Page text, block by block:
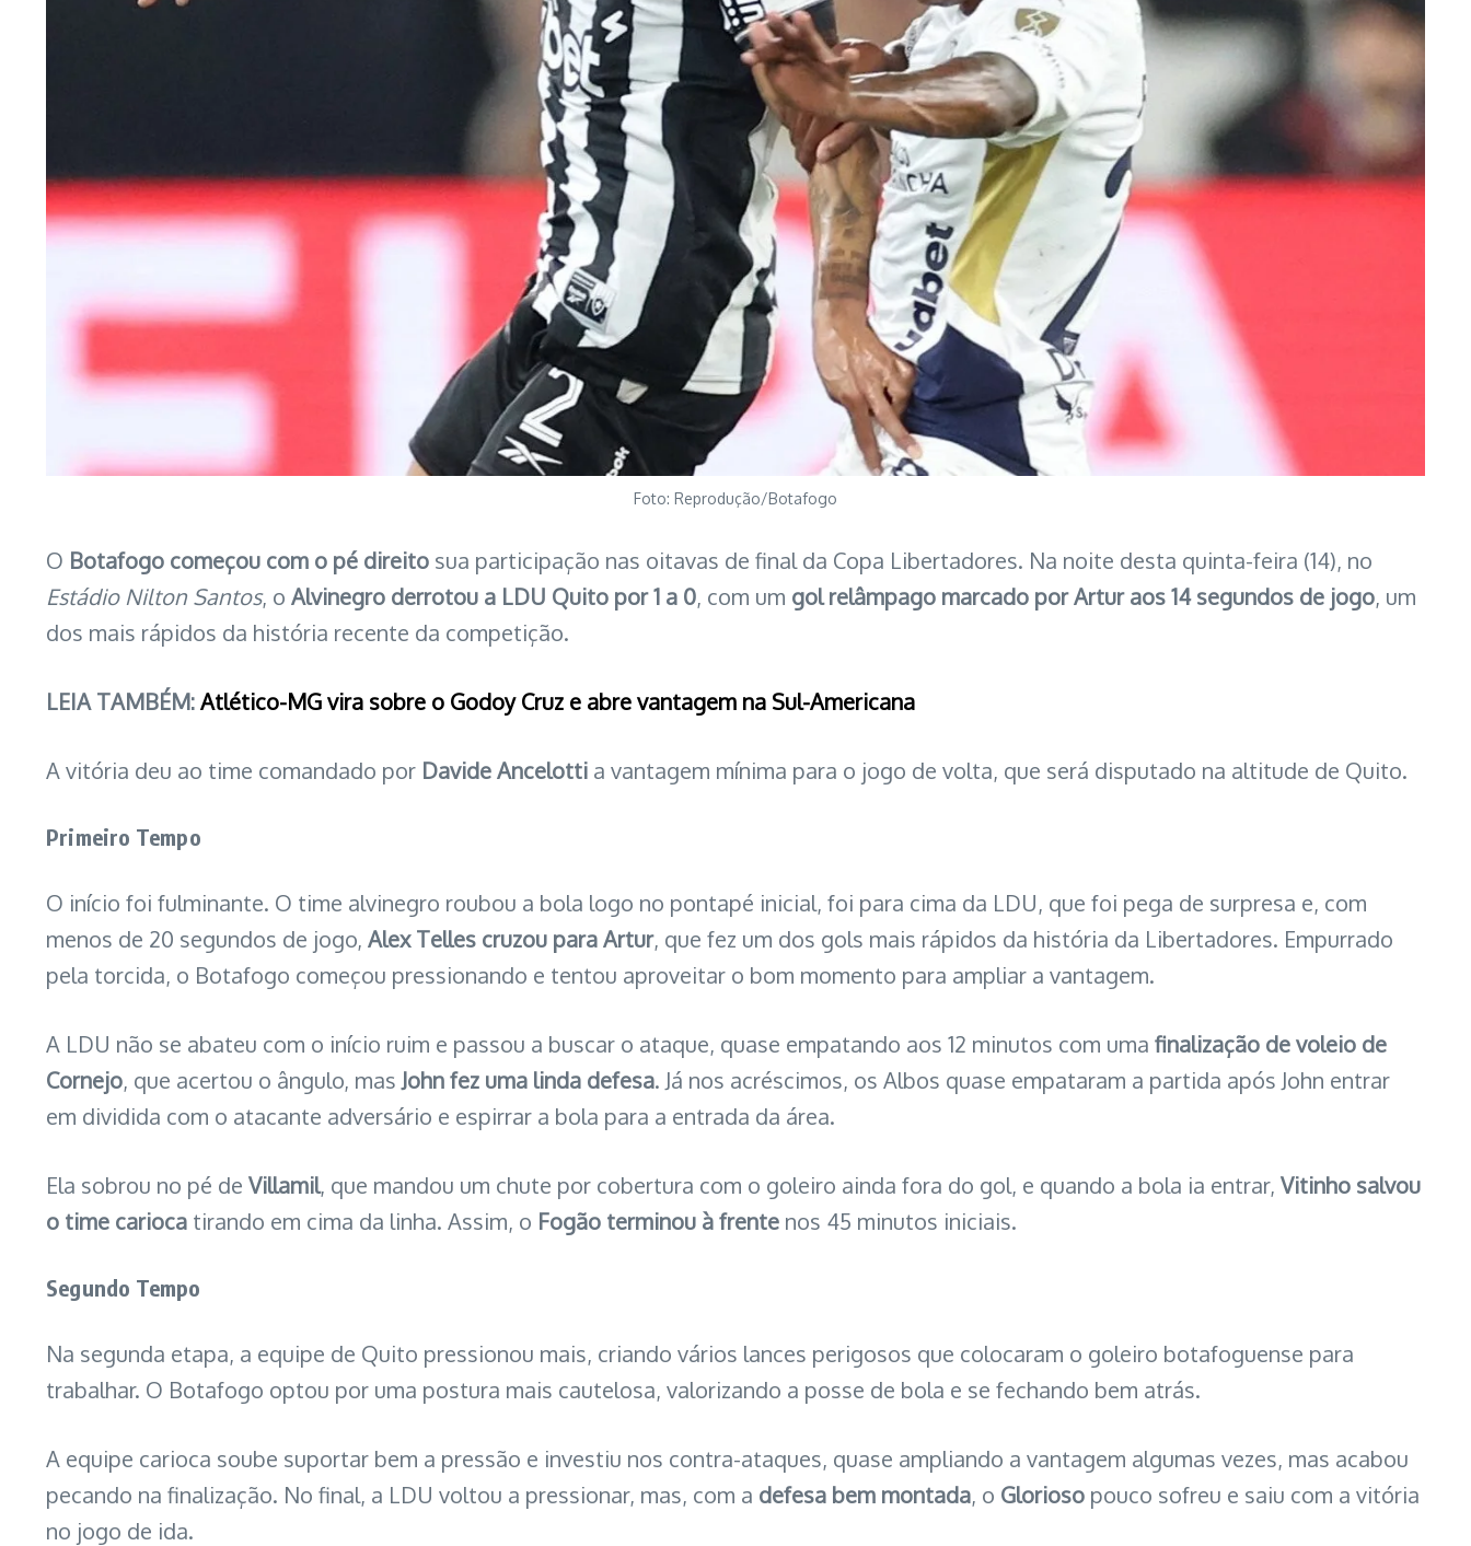
Foto: Reprodução/Botafogo
O Botafogo começou com o pé direito sua participação nas oitavas de final da Copa Libertadores. Na noite desta quinta-feira (14), no
Estádio Nilton Santos, o Alvinegro derrotou a LDU Quito por 1 a 0, com um gol relâmpago marcado por Artur aos 14 segundos de jogo, um
dos mais rápidos da história recente da competição.
LEIA TAMBÉM:Atlético-MG vira sobre o Godoy Cruz e abre vantagem na Sul-Americana
A vitória deu ao time comandado por Davide Ancelotti a vantagem mínima para o jogo de volta, que será disputado na altitude de Quito.
Primeiro Tempo
O início foi fulminante. O time alvinegro roubou a bola logo no pontapé inicial, foi para cima da LDU, que foi pega de surpresa e, com
menos de 20 segundos de jogo, Alex Telles cruzou para Artur, que fez um dos gols mais rápidos da história da Libertadores. Empurrado
pela torcida, o Botafogo começou pressionando e tentou aproveitar o bom momento para ampliar a vantagem.
A LDU não se abateu com o início ruim e passou a buscar o ataque, quase empatando aos 12 minutos com uma finalização de voleio de
Cornejo, que acertou o ângulo, mas John fez uma linda defesa. Já nos acréscimos, os Albos quase empataram a partida após John entrar
em dividida com o atacante adversário e espirrar a bola para a entrada da área.
Ela sobrou no pé de Villamil, que mandou um chute por cobertura com o goleiro ainda fora do gol, e quando a bola ia entrar, Vitinho salvou
o time carioca tirando em cima da linha. Assim, o Fogão terminou à frente nos 45 minutos iniciais.
Segundo Tempo
Na segunda etapa, a equipe de Quito pressionou mais, criando vários lances perigosos que colocaram o goleiro botafoguense para
trabalhar. O Botafogo optou por uma postura mais cautelosa, valorizando a posse de bola e se fechando bem atrás.
A equipe carioca soube suportar bem a pressão e investiu nos contra-ataques, quase ampliando a vantagem algumas vezes, mas acabou
pecando na finalização. No final, a LDU voltou a pressionar, mas, com a defesa bem montada, o Glorioso pouco sofreu e saiu com a vitória
no jogo de ida.